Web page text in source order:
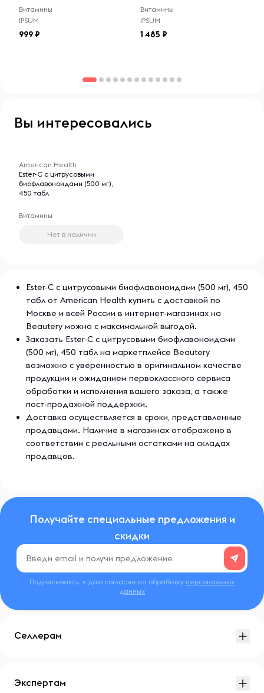
Витамины
IPSUM
999
Витамины
IPSUM
1 485
Вы интересовались
American Health
Ester-C с цитрусовыми
биофлавоноидами (500 мг),
450 табл
Витамины
Нет в наличии
Ester-C с цитрусовыми биофлавоноидами (500 мг), 450
табл от American Health купить с доставкой по
Москве и всей России в интернет-магазинах на
Beautery можно с максимальной выгодой.
Заказать Ester-C с цитрусовыми биофлавоноидами
(500 мг), 450 табл на маркетплейсе Beautery
возможно с уверенностью в оригинальном качестве
продукции и ожиданием первоклассного сервиса
обработки и исполнения вашего заказа, а также
пост-продажной поддержки.
Доставка осуществляется в сроки, представленные
продавцами. Наличие в магазинах отображено в
соответствии с реальными остатками на складах
продавцов.
Получайте специальные предложения и
скидки
Подписываясь, я даю согласие на обработку персональных
данных
Селлерам
Экспертам